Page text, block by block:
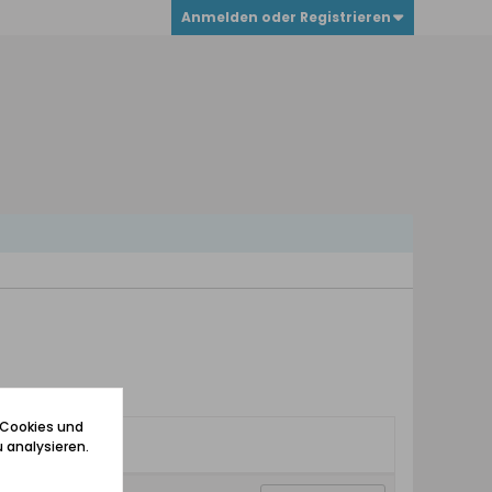
Anmelden oder Registrieren
und